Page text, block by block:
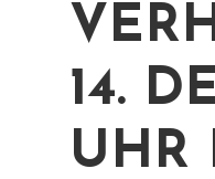
14.
UHR